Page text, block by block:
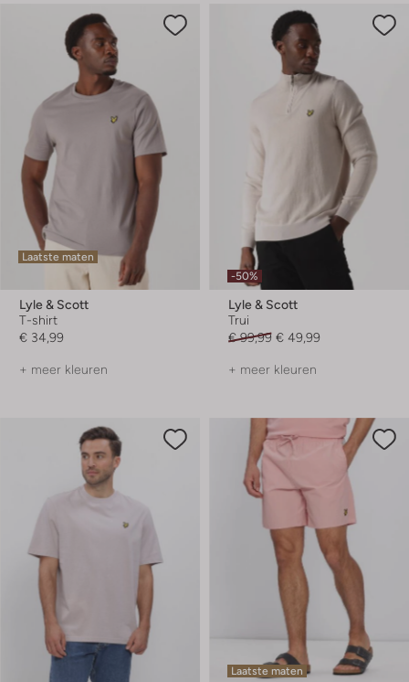
Laatste maten
Lyle & Scott
T-shirt
€ 34,99
+ meer kleuren
-50%
Lyle & Scott
Trui
€ 99,99 € 49,99
+ meer kleuren
Laatste maten